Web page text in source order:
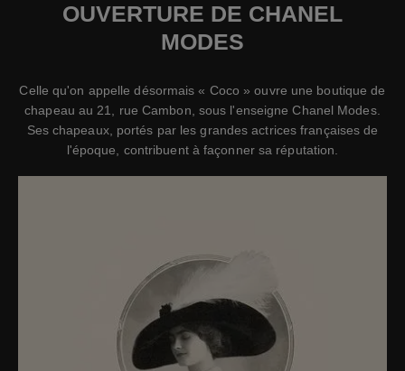
OUVERTURE DE CHANEL
MODES
Celle qu'on appelle désormais « Coco » ouvre une boutique de
chapeau au 21, rue Cambon, sous l'enseigne Chanel Modes.
Ses chapeaux, portés par les grandes actrices françaises de
l'époque, contribuent à façonner sa réputation.